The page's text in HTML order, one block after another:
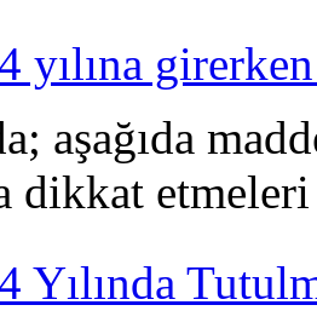
yılına
aşağıda
dikkat
Yılında